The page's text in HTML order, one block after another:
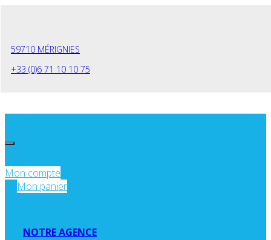
59710 MÉRIGNIES
+33 (0)6 71 10 10 75
Mon compte
Mon panier
NOTRE AGENCE